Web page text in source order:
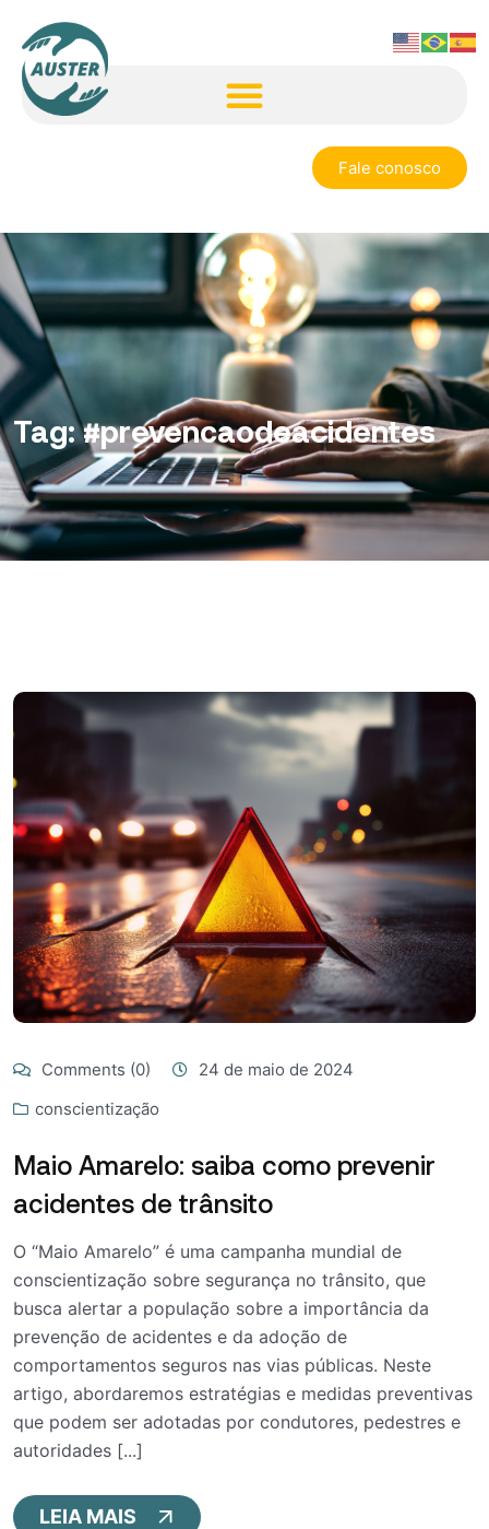
Fale conosco
Tag:#prevencaodeacidentes
Comments (0)
24 de maio de 2024
conscientização
Maio Amarelo: saiba como prevenir
acidentes de trânsito
O “Maio Amarelo” é uma campanha mundial de
conscientização sobre segurança no trânsito, que
busca alertar a população sobre a importância da
prevenção de acidentes e da adoção de
comportamentos seguros nas vias públicas. Neste
artigo, abordaremos estratégias e medidas preventivas
que podem ser adotadas por condutores, pedestres e
autoridades [...]
LEIA MAIS